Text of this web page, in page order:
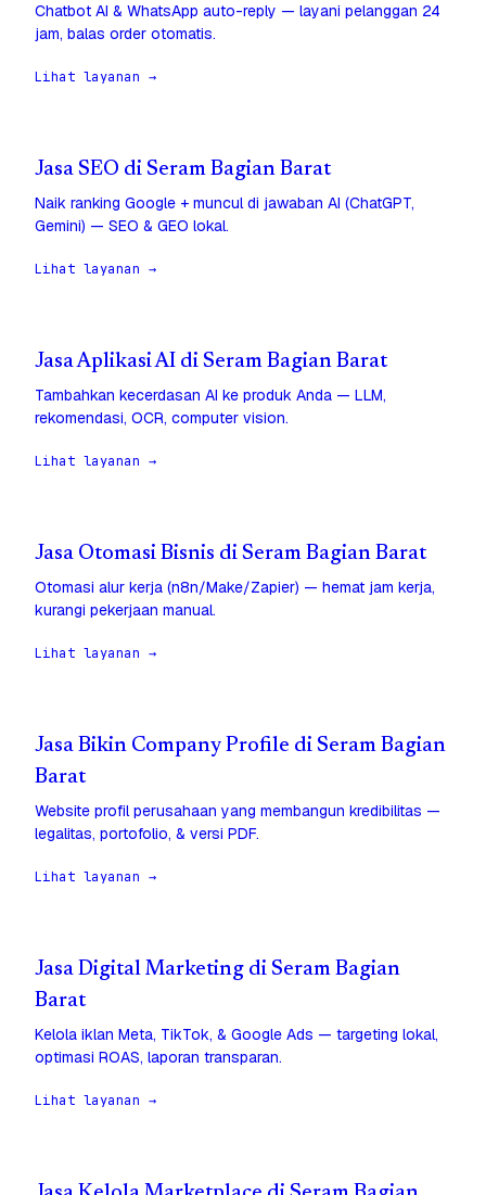
Chatbot AI & WhatsApp auto-reply — layani pelanggan 24
jam, balas order otomatis.
Lihat layanan →
Jasa SEO di Seram Bagian Barat
Naik ranking Google + muncul di jawaban AI (ChatGPT,
Gemini) — SEO & GEO lokal.
Lihat layanan →
Jasa Aplikasi AI di Seram Bagian Barat
Tambahkan kecerdasan AI ke produk Anda — LLM,
rekomendasi, OCR, computer vision.
Lihat layanan →
Jasa Otomasi Bisnis di Seram Bagian Barat
Otomasi alur kerja (n8n/Make/Zapier) — hemat jam kerja,
kurangi pekerjaan manual.
Lihat layanan →
Jasa Bikin Company Profile di Seram Bagian
Barat
Website profil perusahaan yang membangun kredibilitas —
legalitas, portofolio, & versi PDF.
Lihat layanan →
Jasa Digital Marketing di Seram Bagian
Barat
Kelola iklan Meta, TikTok, & Google Ads — targeting lokal,
optimasi ROAS, laporan transparan.
Lihat layanan →